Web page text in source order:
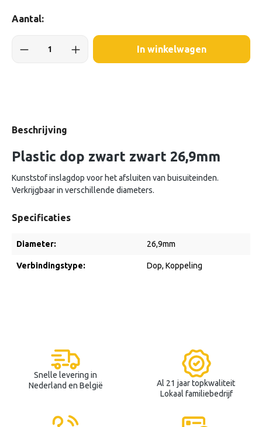
Aantal:
In winkelwagen
Beschrijving
Plastic dop zwart zwart 26,9mm
Kunststof inslagdop voor het afsluiten van buisuiteinden.
Verkrijgbaar in verschillende diameters.
Specificaties
Diameter: 26,9mm
Verbindingstype: Dop, Koppeling
Snelle levering in
Nederland en België
Al 21 jaar topkwaliteit
Lokaal familiebedrijf